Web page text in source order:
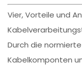
Vier, Vorteile und
Durch die
Kabelkomponten